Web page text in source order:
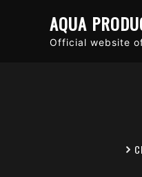
AQUA
Official website of